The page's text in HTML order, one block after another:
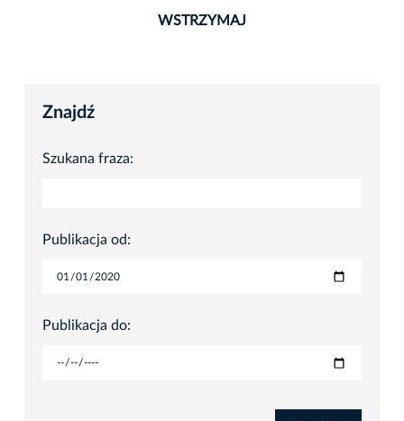
WSTRZYMAJ
Znajdź
Szukana fraza:
Publikacja od:
Publikacja do: